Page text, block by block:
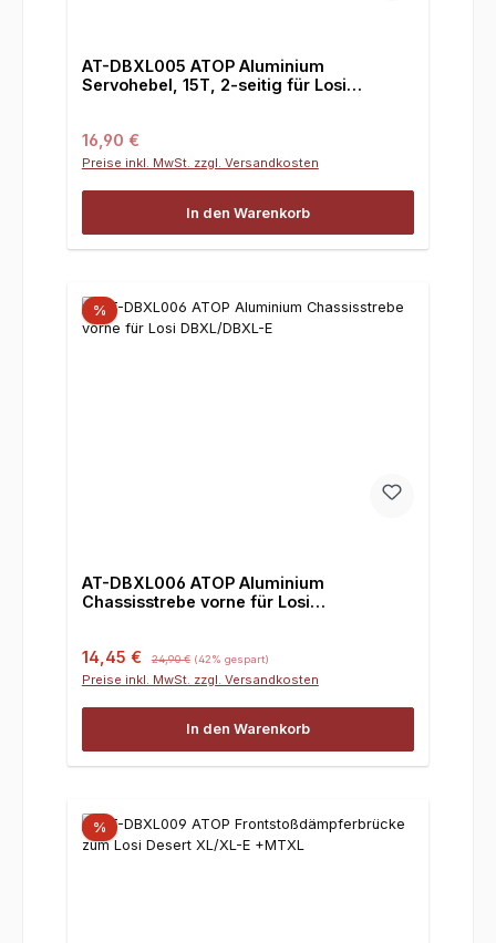
AT-DBXL005 ATOP Aluminium
Servohebel, 15T, 2-seitig für Losi
Regulärer Preis:
16,90 €
Preise inkl. MwSt. zzgl. Versandkosten
In den Warenkorb
%
AT-DBXL006 ATOP Aluminium
Chassisstrebe vorne für Losi
Verkaufspreis:
14,45 € 24,90 € (42% gespart)
Preise inkl. MwSt. zzgl. Versandkosten
In den Warenkorb
%